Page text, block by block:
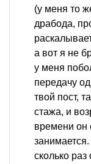
(у меня то
драбода,
а вот я не
у меня
передачу
твой пост,
стажа, и
времени он
сколько